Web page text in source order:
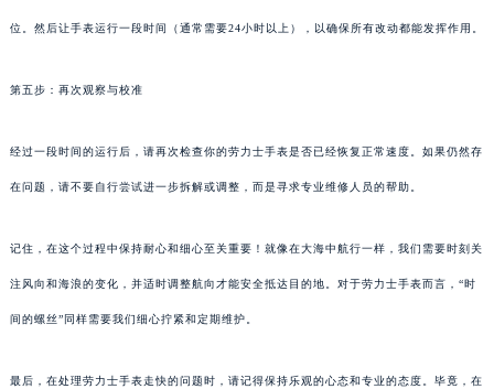
位。然后让手表运行一段时间（通常需要24小时以上），以确保所有改动都能发挥作用。
第五步：再次观察与校准
经过一段时间的运行后，请再次检查你的劳力士手表是否已经恢复正常速度。如果仍然存
在问题，请不要自行尝试进一步拆解或调整，而是寻求专业维修人员的帮助。
记住，在这个过程中保持耐心和细心至关重要！就像在大海中航行一样，我们需要时刻关
注风向和海浪的变化，并适时调整航向才能安全抵达目的地。对于劳力士手表而言，“时
间的螺丝”同样需要我们细心拧紧和定期维护。
最后，在处理劳力士手表走快的问题时，请记得保持乐观的心态和专业的态度。毕竟，在